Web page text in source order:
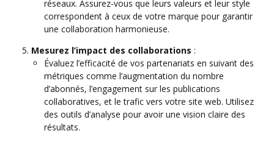
réseaux. Assurez-vous que leurs valeurs et leur style
correspondent à ceux de votre marque pour garantir
une collaboration harmonieuse.
Mesurez l’impact des collaborations :
Évaluez l’efficacité de vos partenariats en suivant des
métriques comme l’augmentation du nombre
d’abonnés, l’engagement sur les publications
collaboratives, et le trafic vers votre site web. Utilisez
des outils d’analyse pour avoir une vision claire des
résultats.